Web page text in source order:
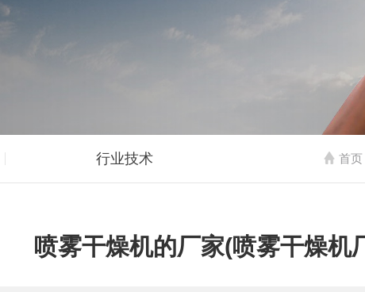
首页
行业技术
喷雾干燥机的厂家(喷雾干燥机